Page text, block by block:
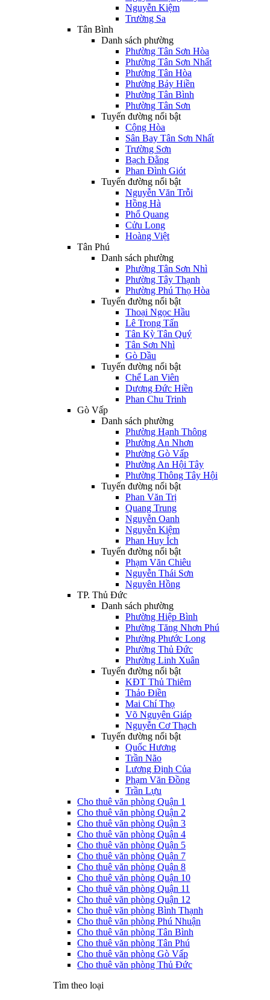
Nguyễn Kiệm
Trường Sa
Tân Bình
Danh sách phường
Phường Tân Sơn Hòa
Phường Tân Sơn Nhất
Phường Tân Hòa
Phường Bảy Hiền
Phường Tân Bình
Phường Tân Sơn
Tuyến đường nổi bật
Cộng Hòa
Sân Bay Tân Sơn Nhất
Trường Sơn
Bạch Đằng
Phan Đình Giót
Tuyến đường nổi bật
Nguyễn Văn Trỗi
Hồng Hà
Phổ Quang
Cửu Long
Hoàng Việt
Tân Phú
Danh sách phường
Phường Tân Sơn Nhì
Phường Tây Thạnh
Phường Phú Thọ Hòa
Tuyến đường nổi bật
Thoại Ngọc Hầu
Lê Trọng Tấn
Tân Kỳ Tân Quý
Tân Sơn Nhì
Gò Dầu
Tuyến đường nổi bật
Chế Lan Viên
Dương Đức Hiền
Phan Chu Trinh
Gò Vấp
Danh sách phường
Phường Hạnh Thông
Phường An Nhơn
Phường Gò Vấp
Phường An Hội Tây
Phường Thông Tây Hội
Tuyến đường nổi bật
Phan Văn Trị
Quang Trung
Nguyễn Oanh
Nguyễn Kiệm
Phan Huy Ích
Tuyến đường nổi bật
Phạm Văn Chiêu
Nguyễn Thái Sơn
Nguyên Hồng
TP. Thủ Đức
Danh sách phường
Phường Hiệp Bình
Phường Tăng Nhơn Phú
Phường Phước Long
Phường Thủ Đức
Phường Linh Xuân
Tuyến đường nổi bật
KĐT Thủ Thiêm
Thảo Điền
Mai Chí Thọ
Võ Nguyên Giáp
Nguyễn Cơ Thạch
Tuyến đường nổi bật
Quốc Hương
Trần Não
Lương Định Của
Phạm Văn Đồng
Trần Lựu
Cho thuê văn phòng Quận 1
Cho thuê văn phòng Quận 2
Cho thuê văn phòng Quận 3
Cho thuê văn phòng Quận 4
Cho thuê văn phòng Quận 5
Cho thuê văn phòng Quận 7
Cho thuê văn phòng Quận 8
Cho thuê văn phòng Quận 10
Cho thuê văn phòng Quận 11
Cho thuê văn phòng Quận 12
Cho thuê văn phòng Bình Thạnh
Cho thuê văn phòng Phú Nhuận
Cho thuê văn phòng Tân Bình
Cho thuê văn phòng Tân Phú
Cho thuê văn phòng Gò Vấp
Cho thuê văn phòng Thủ Đức
Tìm theo loại